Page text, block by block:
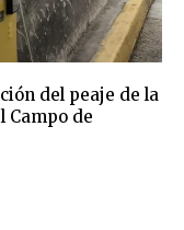
del peaje de la
Campo de